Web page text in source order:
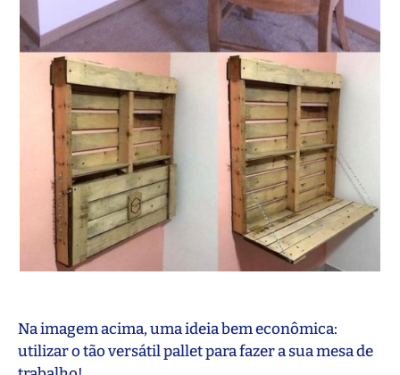
Na imagem acima, uma ideia bem econômica:
utilizar o tão versátil pallet para fazer a sua mesa de